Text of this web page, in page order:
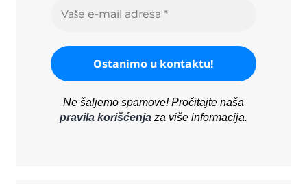
Ne šaljemo spamove! Pročitajte naša
pravila korišćenjaza više informacija.